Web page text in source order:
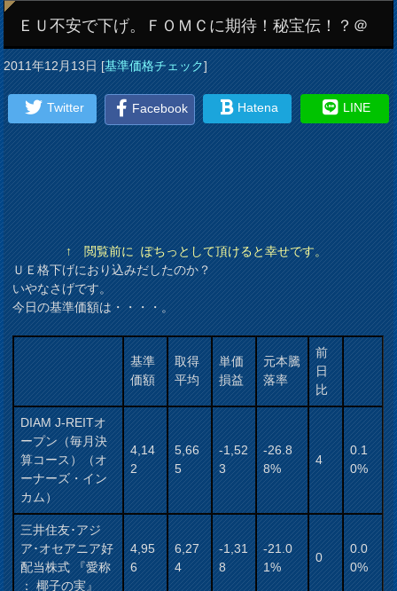
ＥＵ不安で下げ。ＦＯＭＣに期待！秘宝伝！？＠
2011年12月13日[基準価格チェック]
Twitter Facebook Hatena LINE
↑ 閲覧前に ぽちっとして頂けると幸せです。
ＵＥ格下げにおり込みだしたのか？
いやなさげです。
今日の基準価額は・・・・。
基準
価額
取得
平均
単価
損益
元本騰
落率
前
日
比
DIAM J-REITオ
ープン（毎月決
算コース）（オ
ーナーズ・イン
カム）
4,14
2
5,66
5
-1,52
3
-26.8
8%
4
0.1
0%
三井住友･アジ
ア･オセアニア好
配当株式 『愛称
： 椰子の実』
4,95
6
6,27
4
-1,31
8
-21.0
1%
0
0.0
0%